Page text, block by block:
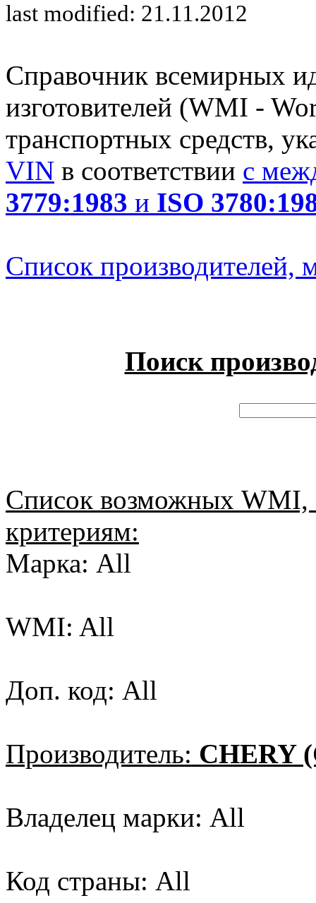
last modified: 21.11.2012
Справочник всемирных
изготовителей (WMI -
транспортных средств,
VIN в соответствии с
3779:1983 и ISO
Список производителей,
Поиск
Список возможных
критериям:
Марка: All
WMI: All
Доп. код: All
Производитель: CHERY
Владелец марки: All
Код страны: All